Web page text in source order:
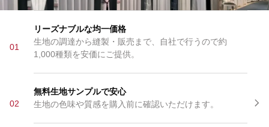
01
リーズナブルな均一価格
生地の調達から縫製・販売まで、自社で行うので約
1,000種類を安価にご提供。
02
無料生地サンプルで安心
生地の色味や質感を購入前に確認いただけます。